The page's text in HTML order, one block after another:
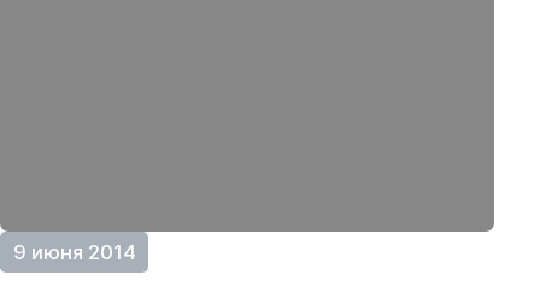
9 июня 2014